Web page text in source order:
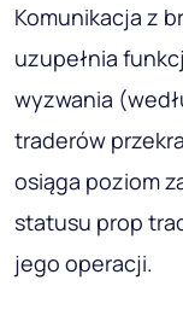
Komunikacja z
uzupełnia
wyzwania
traderów
osiąga poziom
statusu prop
jego operacji.